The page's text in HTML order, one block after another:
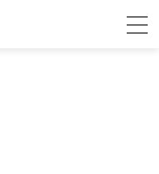
站,粉色成年视频